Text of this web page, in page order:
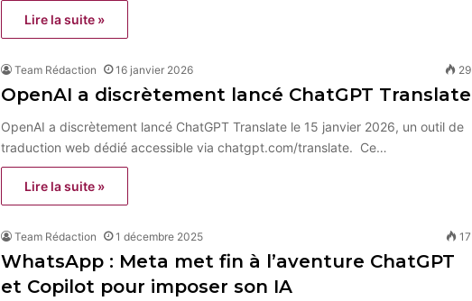
Lire la suite »
Team Rédaction 16 janvier 2026 29
OpenAI a discrètement lancé ChatGPT Translate
OpenAI a discrètement lancé ChatGPT Translate le 15 janvier 2026, un outil de
traduction web dédié accessible via chatgpt.com/translate. Ce…
Lire la suite »
Team Rédaction 1 décembre 2025 17
WhatsApp : Meta met fin à l’aventure ChatGPT
et Copilot pour imposer son IA